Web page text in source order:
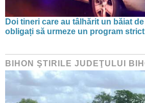
Doi tineri care au tâlhărit un băiat
obligați să urmeze un program
BIHON ŞTIRILE JUDEŢULUI